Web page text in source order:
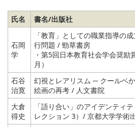
氏名 書名/出版社
石岡
学
「教育」としての職業指導の
行問題 / 勁草書房
・第5回日本教育社会学会奨
月）
石谷
治寛
幻視とレアリスム ─ クールベ
絵画の再考 / 人文書院
大倉
得史
「語り合い」のアイデンティ
レクション 3）/ 京都大学学術